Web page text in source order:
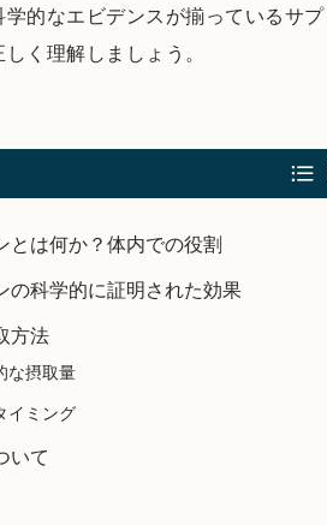
学的なエビデンスが揃っているサ
く理解しましょう。
とは何か？体内での役割
の科学的に証明された効果
方法
な摂取量
イミング
いて